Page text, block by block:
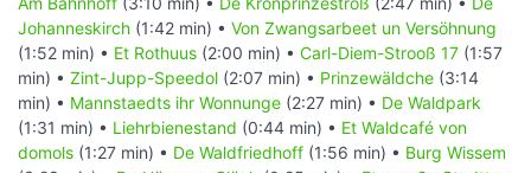
Johanneskirch (1:42 min) • Von Zwangsarbeet un Versöhnung
(1:52 min) • Et Rothuus (2:00 min) • Carl-Diem-Strooß 17 (1:57
min) • Zint-Jupp-Speedol (2:07 min) • Prinzewäldche (3:14
min) • Mannstaedts ihr Wonnunge (2:27 min) • De Waldpark
(1:31 min) • Liehrbienestand (0:44 min) • Et Waldcafé von
domols (1:27 min) • De Waldfriedhoff (1:56 min) • Burg Wissem